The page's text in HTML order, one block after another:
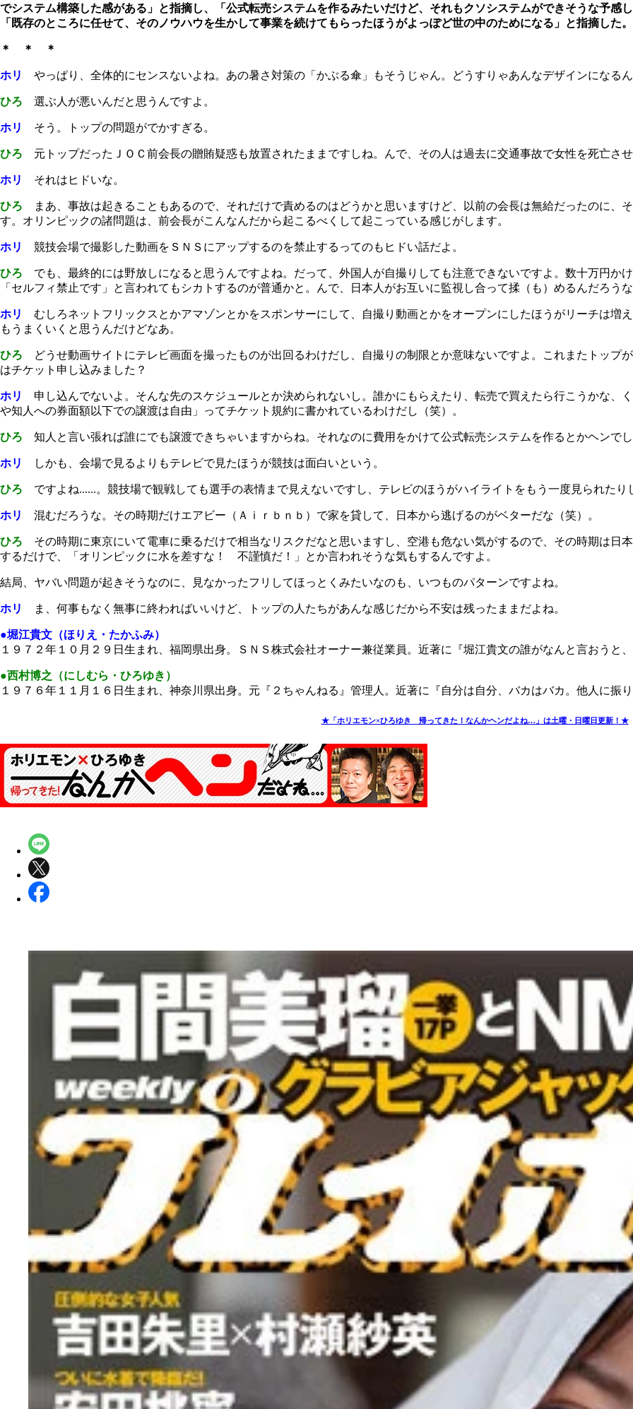
でシステム構築した感がある」と指摘し、「公式転売システムを作るみたいだけど、それもクソシステムができそうな予感
「既存のところに任せて、そのノウハウを生かして事業を続けてもらったほうがよっぽど世の中のためになる」と指摘した。
＊ ＊ ＊
ホリ やっぱり、全体的にセンスないよね。あの暑さ対策の「かぶる傘」もそうじゃん。どうすりゃあんなデザインになるん
ひろ 選ぶ人が悪いんだと思うんですよ。
ホリ そう。トップの問題がでかすぎる。
ひろ 元トップだったＪＯＣ前会長の贈賄疑惑も放置されたままですしね。んで、その人は過去に交通事故で女性を死亡させ
ホリ それはヒドいな。
ひろ まあ、事故は起きることもあるので、それだけで責めるのはどうかと思いますけど、以前の会長は無給だったのに、
す。オリンピックの諸問題は、前会長がこんなんだから起こるべくして起こっている感じがします。
ホリ 競技会場で撮影した動画をＳＮＳにアップするのを禁止するってのもヒドい話だよ。
ひろ でも、最終的には野放しになると思うんですよね。だって、外国人が自撮りしても注意できないですよ。数十万円か
「セルフィ禁止です」と言われてもシカトするのが普通かと。んで、日本人がお互いに監視し合って揉（も）めるんだろうな
ホリ
むしろネットフリックスとかアマゾンとかをスポンサーにして、自撮り動画とかをオープンにしたほうがリーチは増
もうまくいくと思うんだけどなあ。
ひろ どうせ動画サイトにテレビ画面を撮ったものが出回るわけだし、自撮りの制限とか意味ないですよ。これまたトップ
はチケット申し込みました？
ホリ
申し込んでないよ。そんな先のスケジュールとか決められないし。誰かにもらえたり、転売で買えたら行こうかな、
や知人への券面額以下での譲渡は自由」ってチケット規約に書かれているわけだし（笑）。
ひろ 知人と言い張れば誰にでも譲渡できちゃいますからね。それなのに費用をかけて公式転売システムを作るとかヘンでし
ホリ しかも、会場で見るよりもテレビで見たほうが競技は面白いという。
ひろ ですよね......。競技場で観戦しても選手の表情まで見えないですし、テレビのほうがハイライトをもう一度見られたり
ホリ 混むだろうな。その時期だけエアビー（Ａｉｒｂｎｂ）で家を貸して、日本から逃げるのがベターだな（笑）。
ひろ その時期に東京にいて電車に乗るだけで相当なリスクだなと思いますし、空港も危ない気がするので、その時期は日
するだけで、「オリンピックに水を差すな！ 不謹慎だ！」とか言われそうな気もするんですよ。
結局、ヤバい問題が起きそうなのに、見なかったフリしてほっとくみたいなのも、いつものパターンですよね。
ホリ ま、何事もなく無事に終わればいいけど、トップの人たちがあんな感じだから不安は残ったままだよね。
●堀江貴文（ほりえ・たかふみ）
１９７２年１０月２９日生まれ、福岡県出身。ＳＮＳ株式会社オーナー兼従業員。近著に『堀江貴文の誰がなんと言おうと
●西村博之（にしむら・ひろゆき）
１９７６年１１月１６日生まれ、神奈川県出身。元『２ちゃんねる』管理人。近著に『自分は自分、バカはバカ。他人に振
★「ホリエモン×ひろゆき 帰ってきた！なんかヘンだよね…」は土曜・日曜日更新！★